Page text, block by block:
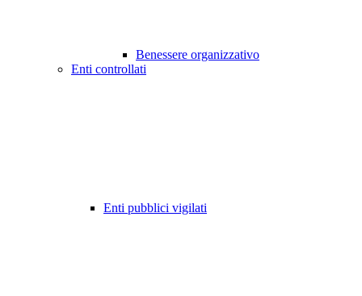
Benessere organizzativo
Enti controllati
Enti pubblici vigilati